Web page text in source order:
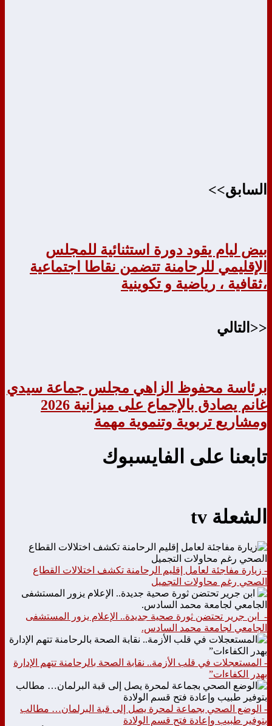
السابق>>
بيض ليام يقود دورة استثنائية للمجلس
الإقليمي للرحامنة تتضمن نقاطا اجتماعية
،ثقافية ، رياضية و تكوينية
<<التالي
برئاسة محفوظ الزاهي مجلس جماعة سيدي
غانم يصادق بالإجماع على ميزانية 2026
ومشاريع تربوية وتنموية مهمة
تابعنا على الفايسبوك
الشعلة tv
- زيارة مفاجئة لعامل إقليم الرحامنة تكشف اختلالات القطاع
الصحي رغم محاولات التجميل
- ابن جرير تحتضن ثورة صحية جديدة.. الإعلام يزور المستشفى
الجامعي لجامعة محمد السادس.
- المستعجلات في قلب الأزمة.. نقابة الصحة بالرحامنة تتهم الإدارة
بهدر الكفاءات”
- الوضع الصحي بجماعة لمحرة يصل إلى قبة البرلمان… مطالب
بتوفير طبيب وإعادة فتح قسم الولادة